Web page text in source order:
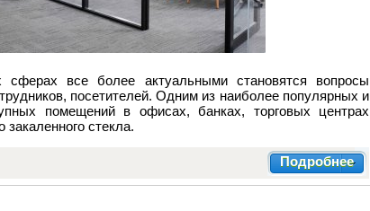
сферах все более актуальными становятся вопросы
посетителей. Одним из наиболее популярных и
помещений в офисах, банках, торговых центрах
закаленного стекла.
Подробнее